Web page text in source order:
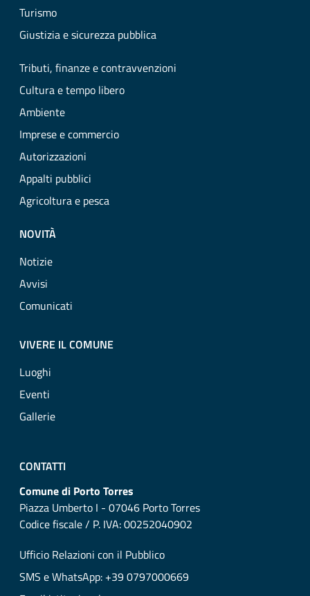
Turismo
Giustizia e sicurezza pubblica
Tributi, finanze e contravvenzioni
Cultura e tempo libero
Ambiente
Imprese e commercio
Autorizzazioni
Appalti pubblici
Agricoltura e pesca
NOVITÀ
Notizie
Avvisi
Comunicati
VIVERE IL COMUNE
Luoghi
Eventi
Gallerie
CONTATTI
Comune di Porto Torres
Piazza Umberto I - 07046 Porto Torres
Codice fiscale / P. IVA: 00252040902
Ufficio Relazioni con il Pubblico
SMS e WhatsApp: +39 0797000669